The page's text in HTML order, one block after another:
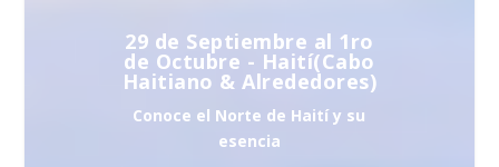
29 de Septiembre al 1ro
de Octubre - Haití(Cabo
Haitiano & Alrededores)
Conoce el Norte de Haití y su
esencia